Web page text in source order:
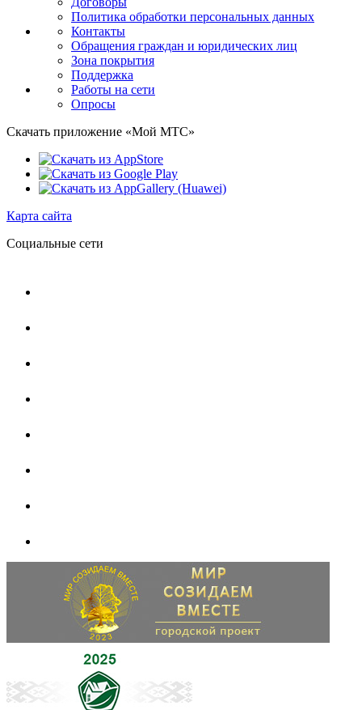
Политика обработки персональных данных
Контакты
Обращения граждан и юридических лиц
Зона покрытия
Поддержка
Работы на сети
Опросы
Скачать приложение «Мой МТС»
Карта сайта
Социальные сети